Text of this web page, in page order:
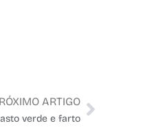
ARTIGO
verde e farto